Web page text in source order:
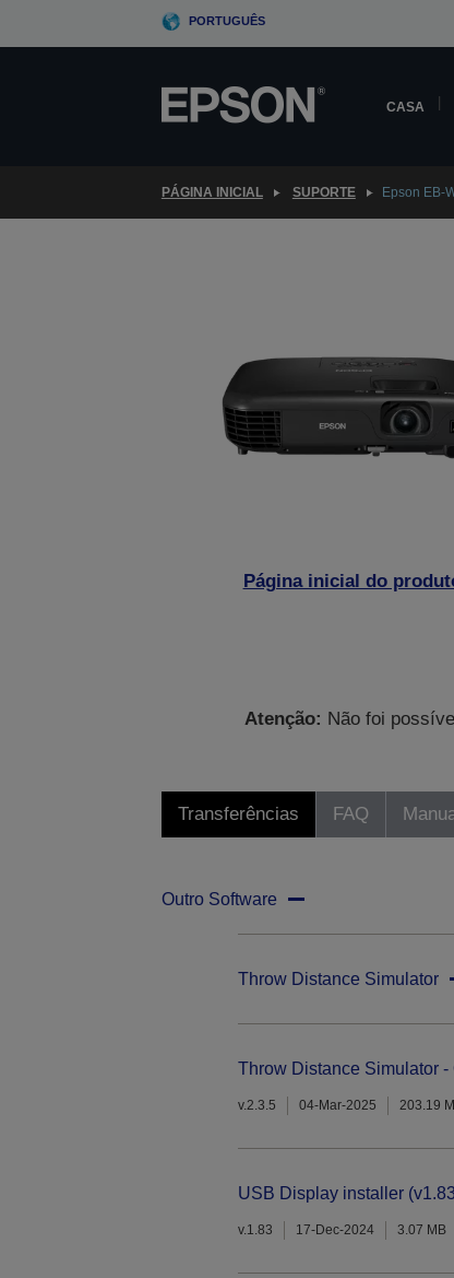
PORTUGUÊS
CASA
PÁGINA INICIAL SUPORTE Epson EB-
Página inicial do
Atenção: Não foi
Transferências FAQ
Outro Software
Throw Distance Simulator
Throw Distance Simulator -
v.2.3.5 04-Mar-2025 203.19
USB Display installer
v.1.83 17-Dec-2024 3.07 MB